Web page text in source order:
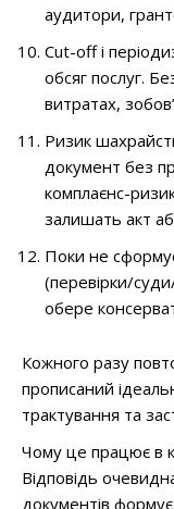
аудитори,
Cut-off і
обсяг послуг.
витратах,
Ризик
документ без
комплаєнс-
залишать акт
Поки не
(перевірки/
обере
Кожного разу
прописаний
трактування та
Чому це працює в
Відповідь
документів